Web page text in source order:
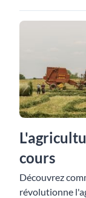
cours
Découvrez
révolutionne